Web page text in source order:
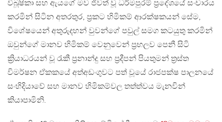
විබූෂිකා සහ ඇයගේ මව ජීවත් වූ ධර්මපුරම් ප්‍රදේශයේ සංචාරය
කරමින් සිටින අතරතුර, ප්‍රකට හිමිකම් ආරක්ෂකයන් සේම,
විශේෂයෙන් අතුරුදහන් වුවන්ගේ පවුල් සමග කටයුතු කරමින්
ඔවුන්ගේ මානව හිමිකම් වෙනුවෙන් ප්‍රභලව පෙනී සිටි
ක්‍රියාධරයන් වූ රැකී ප්‍රනාන්දු සහ ප්‍රදීපන් පියතුමන් ත්‍රස්ත
විමර්ෂන ඒකකයේ අත්අඩංගුවට පත් වූයේ රාජපක්ෂ පාලනයේ
සංහිදියාවේ සහ මානව හිමිකම්වල තත්ත්වය මැනවින්
කියාපාමිනි.